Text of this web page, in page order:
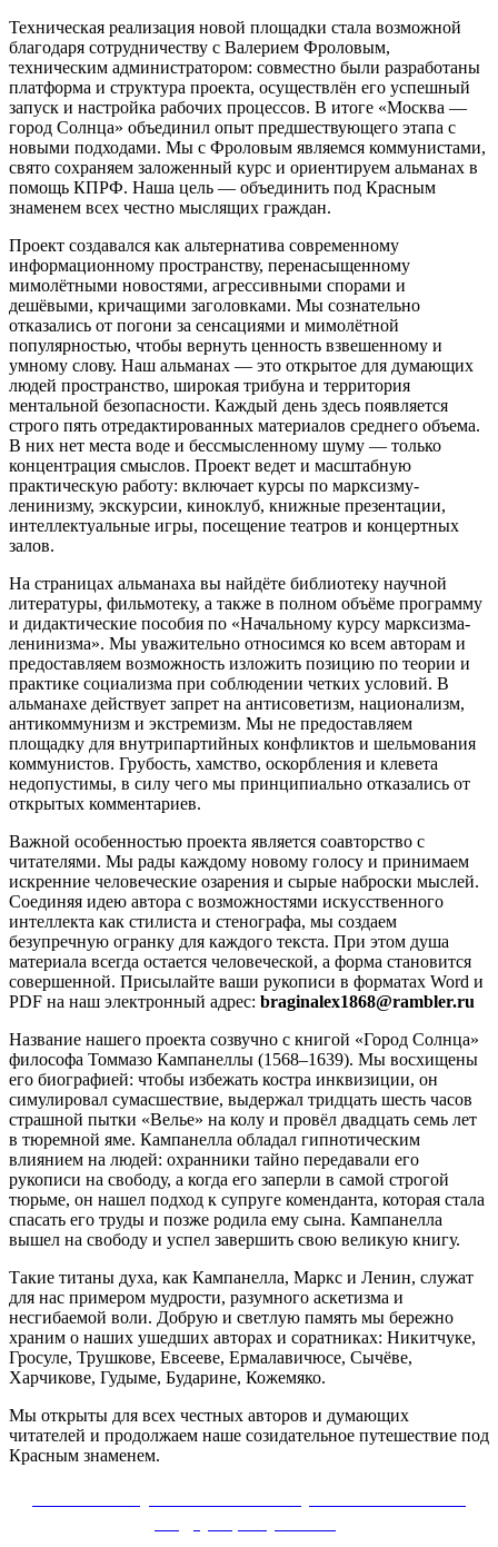
Техническая реализация новой площадки стала возможной
благодаря сотрудничеству с Валерием Фроловым,
техническим администратором: совместно были разработаны
платформа и структура проекта, осуществлён его успешный
запуск и настройка рабочих процессов. В итоге «Москва —
город Солнца» объединил опыт предшествующего этапа с
новыми подходами. Мы с Фроловым являемся коммунистами,
свято сохраняем заложенный курс и ориентируем альманах в
помощь КПРФ. Наша цель — объединить под Красным
знаменем всех честно мыслящих граждан.
Проект создавался как альтернатива современному
информационному пространству, перенасыщенному
мимолётными новостями, агрессивными спорами и
дешёвыми, кричащими заголовками. Мы сознательно
отказались от погони за сенсациями и мимолётной
популярностью, чтобы вернуть ценность взвешенному и
умному слову. Наш альманах — это открытое для думающих
людей пространство, широкая трибуна и территория
ментальной безопасности. Каждый день здесь появляется
строго пять отредактированных материалов среднего объема.
В них нет места воде и бессмысленному шуму — только
концентрация смыслов. Проект ведет и масштабную
практическую работу: включает курсы по марксизму-
ленинизму, экскурсии, киноклуб, книжные презентации,
интеллектуальные игры, посещение театров и концертных
залов.
На страницах альманаха вы найдёте библиотеку научной
литературы, фильмотеку, а также в полном объёме программу
и дидактические пособия по «Начальному курсу марксизма-
ленинизма». Мы уважительно относимся ко всем авторам и
предоставляем возможность изложить позицию по теории и
практике социализма при соблюдении четких условий. В
альманахе действует запрет на антисоветизм, национализм,
антикоммунизм и экстремизм. Мы не предоставляем
площадку для внутрипартийных конфликтов и шельмования
коммунистов. Грубость, хамство, оскорбления и клевета
недопустимы, в силу чего мы принципиально отказались от
открытых комментариев.
Важной особенностью проекта является соавторство с
читателями. Мы рады каждому новому голосу и принимаем
искренние человеческие озарения и сырые наброски мыслей.
Соединяя идею автора с возможностями искусственного
интеллекта как стилиста и стенографа, мы создаем
безупречную огранку для каждого текста. При этом душа
материала всегда остается человеческой, а форма становится
совершенной. Присылайте ваши рукописи в форматах Word и
PDF на наш электронный адрес: braginalex1868@rambler.ru
Название нашего проекта созвучно с книгой «Город Солнца»
философа Томмазо Кампанеллы (1568–1639). Мы восхищены
его биографией: чтобы избежать костра инквизиции, он
симулировал сумасшествие, выдержал тридцать шесть часов
страшной пытки «Велье» на колу и провёл двадцать семь лет
в тюремной яме. Кампанелла обладал гипнотическим
влиянием на людей: охранники тайно передавали его
рукописи на свободу, а когда его заперли в самой строгой
тюрьме, он нашел подход к супруге коменданта, которая стала
спасать его труды и позже родила ему сына. Кампанелла
вышел на свободу и успел завершить свою великую книгу.
Такие титаны духа, как Кампанелла, Маркс и Ленин, служат
для нас примером мудрости, разумного аскетизма и
несгибаемой воли. Добрую и светлую память мы бережно
храним о наших ушедших авторах и соратниках: Никитчуке,
Гросуле, Трушкове, Евсееве, Ермалавичюсе, Сычёве,
Харчикове, Гудыме, Бударине, Кожемяко.
Мы открыты для всех честных авторов и думающих
читателей и продолжаем наше созидательное путешествие под
Красным знаменем.